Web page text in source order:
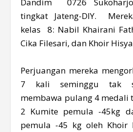
Dandim 0726
tingkat Jateng-DIY.
kelas 8: Nabil Khairani
Cika Filesari, dan Khoir
Perjuangan mereka
7 kali seminggu tak
membawa pulang 4 medali
2 Kumite pemula -45kg
pemula -45 kg oleh Khoir